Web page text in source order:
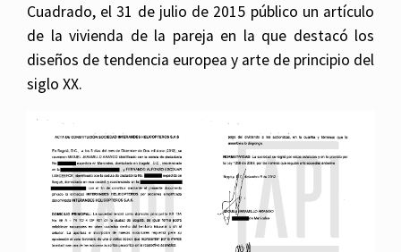
Cuadrado, el 31 de julio de 2015 público un artículo
de la vivienda de la pareja en la que destacó los
diseños de tendencia europea y arte de principio del
siglo XX.